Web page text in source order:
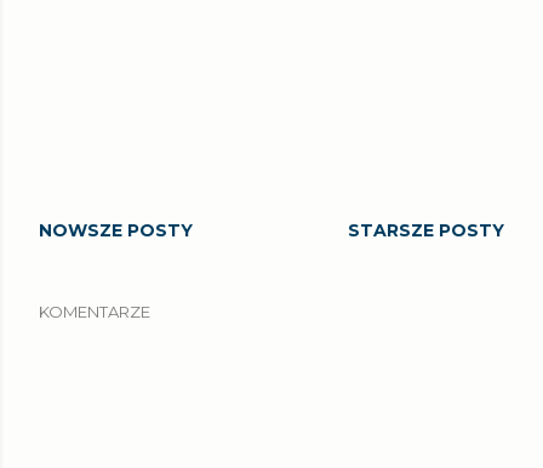
NOWSZE POSTY STARSZE POSTY
KOMENTARZE